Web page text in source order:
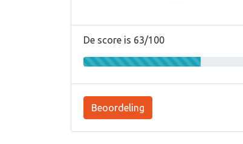
De score is 63/100
Beoordeling